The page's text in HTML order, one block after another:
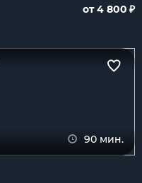
от 4 800 ₽
90 мин.